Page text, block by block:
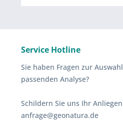
Service Hotline
Sie haben Fragen zur
passenden Analyse?
Schildern Sie uns Ihr
anfrage@geonatura.de